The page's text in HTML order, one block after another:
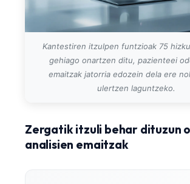
Kantestiren itzulpen funtzioak 75
gehiago onartzen ditu, pazienteei
emaitzak jatorria edozein dela ere
ulertzen laguntzeko.
Zergatik itzuli behar dituzun
analisien emaitzak